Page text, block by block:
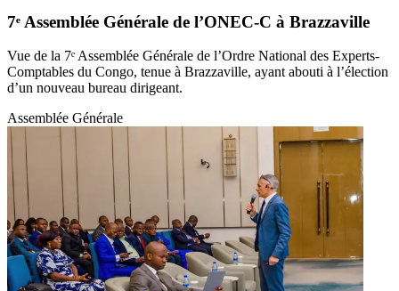
7ᵉ Assemblée Générale de l’ONEC-C à Brazzaville
Vue de la 7ᵉ Assemblée Générale de l’Ordre National des Experts-
Comptables du Congo, tenue à Brazzaville, ayant abouti à l’élection
d’un nouveau bureau dirigeant.
Assemblée Générale